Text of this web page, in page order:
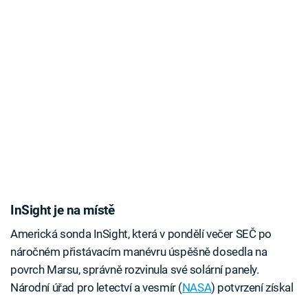
InSight je na místě
Americká sonda InSight, která v pondělí večer SEČ po
náročném přistávacím manévru úspěšně dosedla na
povrch Marsu, správně rozvinula své solární panely.
Národní úřad pro letectví a vesmír (NASA) potvrzení získal